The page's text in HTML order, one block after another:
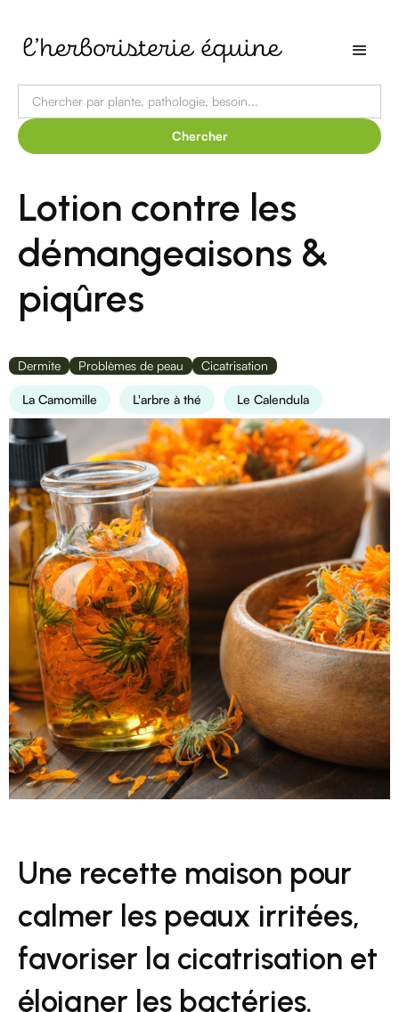
Lotion contre les
démangeaisons &
piqûres
Dermite Problèmes de peau Cicatrisation
La Camomille L'arbre à thé Le Calendula
Une recette maison pour
calmer les peaux irritées,
favoriser la cicatrisation et
éloigner les bactéries.